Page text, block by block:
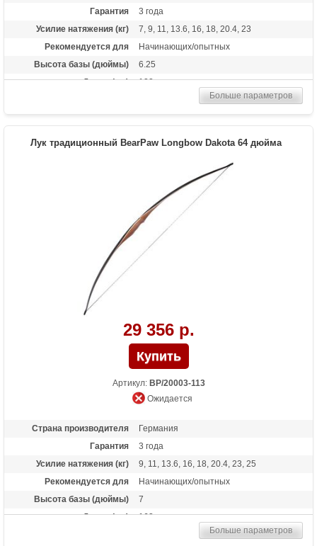
Гарантия
3 года
Усилие натяжения (кг)
7, 9, 11, 13.6, 16, 18, 20.4, 23
Рекомендуется для
Начинающих/опытных
Высота базы (дюймы)
6.25
Длина (см)
122
клен, вяз, микарта
Назначение
Развлечение
так и для левшей
Больше параметров
Лук традиционный BearPaw Longbow Dakota 64 дюйма
29 356 р.
Артикул: BP/20003-113
Ожидается
Страна производителя
Германия
Гарантия
3 года
Усилие натяжения (кг)
9, 11, 13.6, 16, 18, 20.4, 23, 25
Рекомендуется для
Начинающих/опытных
Высота базы (дюймы)
7
Длина (см)
163
Полочка, Чехол, Тетива Whisper String
Больше параметров